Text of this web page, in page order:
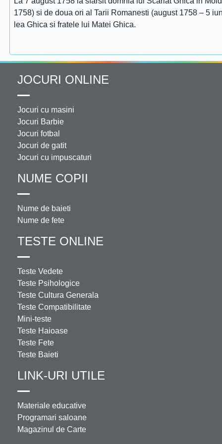
1758) si de doua ori al Tarii Romanesti (august 1758 – 5
lea Ghica si fratele lui Matei Ghica.
JOCURI ONLINE
Jocuri cu masini
Jocuri Barbie
Jocuri fotbal
Jocuri de gatit
Jocuri cu impuscaturi
NUME COPII
Nume de baieti
Nume de fete
TESTE ONLINE
Teste Vedete
Teste Psihologice
Teste Cultura Generala
Teste Compatibilitate
Mini-teste
Teste Haioase
Teste Fete
Teste Baieti
LINK-URI UTILE
Materiale educative
Programari saloane
Magazinul de Carte